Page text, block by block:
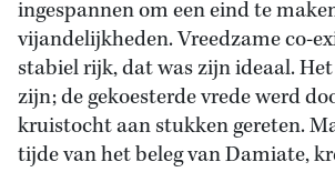
ingespannen om een eind te
vijandelijkheden. Vreedzame co-
stabiel rijk, dat was zijn ideaal.
zijn; de gekoesterde vrede werd
kruistocht aan stukken gereten.
tijde van het beleg van Damiate,